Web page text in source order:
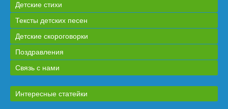
Детские стихи
Тексты детских песен
Детские скороговорки
Поздравления
Связь с нами
Интересные статейки